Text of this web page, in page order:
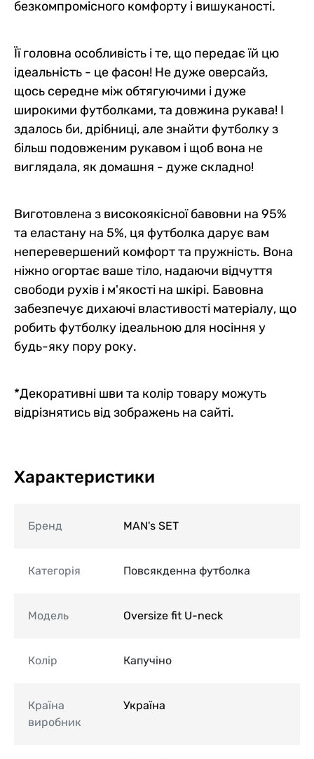
безкомпромісного комфорту і вишуканості.
Її головна особливість і те, що передає їй цю
ідеальність - це фасон! Не дуже оверсайз,
щось середне між обтягуючими і дуже
широкими футболками, та довжина рукава! І
здалось би, дрібниці, але знайти футболку з
більш подовженим рукавом і щоб вона не
виглядала, як домашня - дуже складно!
Виготовлена з високоякісної бавовни на 95%
та еластану на 5%, ця футболка дарує вам
неперевершений комфорт та пружність. Вона
ніжно огортає ваше тіло, надаючи відчуття
свободи рухів і м'якості на шкірі. Бавовна
забезпечує дихаючі властивості матеріалу, що
робить футболку ідеальною для носіння у
будь-яку пору року.
*Декоративні шви та колір товару можуть
відрізнятись від зображень на сайті.
Характеристики
Бренд MAN's SET
Категорія Повсякденна футболка
Модель Oversize fit U-neck
Колір Капучіно
Країна
виробник
Україна